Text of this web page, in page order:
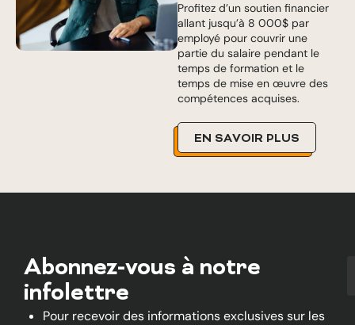
Profitez d’un soutien financier
allant jusqu’à 8 000$ par
employé pour couvrir une
partie du salaire pendant le
temps de formation et le
temps de mise en œuvre des
compétences acquises.
EN SAVOIR PLUS
Abonnez-vous à notre
infolettre
Pour recevoir des informations exclusives sur les